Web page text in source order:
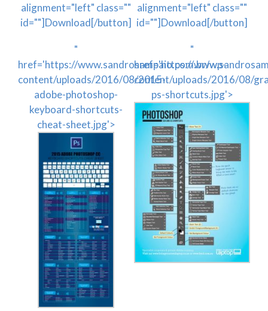
alignment="left" class=""
id=""]Download[/button]
"
href='https://www.sandrosampaio.com.br/wp-
content/uploads/2016/08/2015-
adobe-photoshop-
keyboard-shortcuts-
cheat-sheet.jpg'>
alignment="left" class=""
id=""]Download[/button]
"
href='https://
content/uploads/2016/08/
ps-shortcuts.jpg'>